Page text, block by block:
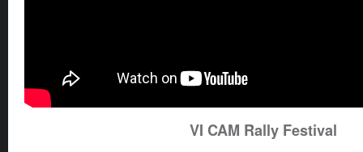
VI CAM Rally Festival